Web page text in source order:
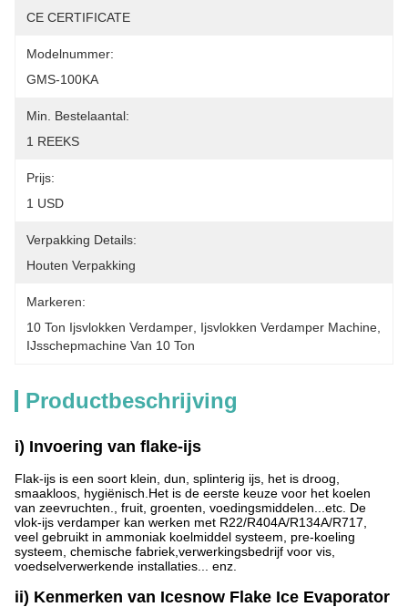
CE CERTIFICATE
Modelnummer:
GMS-100KA
Min. Bestelaantal:
1 REEKS
Prijs:
1 USD
Verpakking Details:
Houten Verpakking
Markeren:
10 Ton Ijsvlokken Verdamper Ijsvlokken Verdamper Machine
IJsschepmachine Van 10 Ton
Productbeschrijving
i) Invoering van flake-ijs
Flak-ijs is een soort klein, dun, splinterig ijs, het is droog,
smaakloos, hygiënisch.Het is de eerste keuze voor het koelen
van zeevruchten., fruit, groenten, voedingsmiddelen...etc. De
vlok-ijs verdamper kan werken met R22/R404A/R134A/R717,
veel gebruikt in ammoniak koelmiddel systeem, pre-koeling
systeem, chemische fabriek,verwerkingsbedrijf voor vis,
voedselverwerkende installaties... enz.
ii) Kenmerken van Icesnow Flake Ice Evaporator